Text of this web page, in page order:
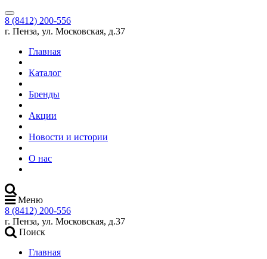
8 (8412) 200-556
г. Пенза, ул. Московская, д.37
Главная
Каталог
Бренды
Акции
Новости и истории
О нас
Меню
8 (8412) 200-556
г. Пенза, ул. Московская, д.37
Поиск
Главная